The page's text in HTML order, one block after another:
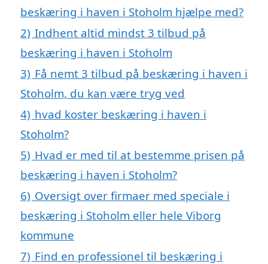
beskæring i haven i Stoholm hjælpe med?
2) Indhent altid mindst 3 tilbud på
beskæring i haven i Stoholm
3) Få nemt 3 tilbud på beskæring i haven i
Stoholm, du kan være tryg ved
4) hvad koster beskæring i haven i
Stoholm?
5) Hvad er med til at bestemme prisen på
beskæring i haven i Stoholm?
6) Oversigt over firmaer med speciale i
beskæring i Stoholm eller hele Viborg
kommune
7) Find en professionel til beskæring i